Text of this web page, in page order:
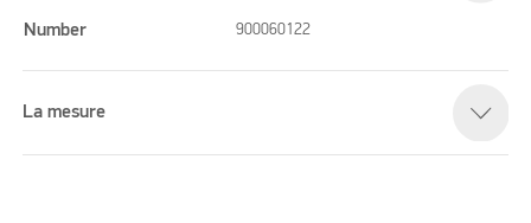
Number 900060122
La mesure